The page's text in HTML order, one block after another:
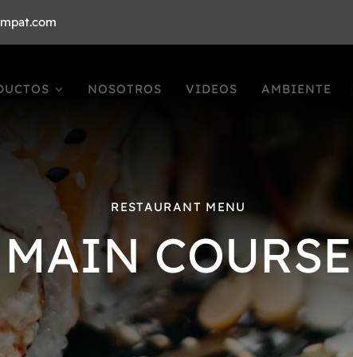
NOSOTROS VIDEOS AMBIENTE
RESTAURANT MENU
MAIN COURSE